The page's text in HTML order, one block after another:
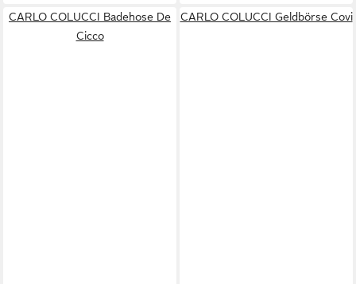
CARLO COLUCCI Badehose De
Cicco
CARLO COLUCCI Geldbörse Covi